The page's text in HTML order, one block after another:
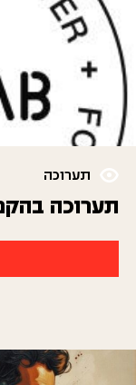
תערוכה
תערוכה